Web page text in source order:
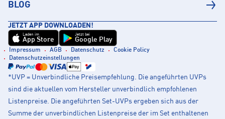
BLOG
JETZT APP DOWNLOADEN!
Laden im
App Store
Jetzt bei
Google Play
Impressum AGB Datenschutz
Cookie Policy
Datenschutzeinstellungen
*UVP = Unverbindliche Preisempfehlung. Die angeführten UVPs
sind die aktuellen vom Hersteller unverbindlich empfohlenen
Listenpreise. Die angeführten Set-UVPs ergeben sich aus der
Summe der unverbindlichen Listenpreise der im Set enthaltenen